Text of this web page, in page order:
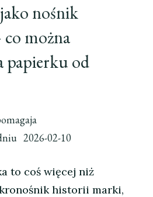
nośnik
można
papierku od
2026-02-10
to coś więcej niż
historii marki,